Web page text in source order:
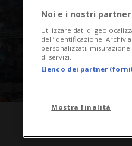
Noi e i nostri
Utilizzare dati di
dell’identificazione.
personalizzati,
di servizi.
Elenco dei partner
Mostra finalità